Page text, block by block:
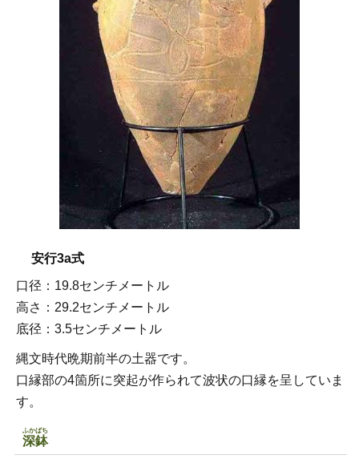
安行3a式
口径：19.8センチメートル
高さ：29.2センチメートル
底径：3.5センチメートル
縄文時代晩期前半の土器です。
口縁部の4箇所に突起が作られて波状の口縁を呈していま
す。
深鉢
ふかばち